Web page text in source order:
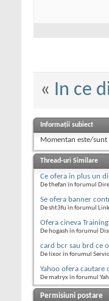
« In ce
Informații subiect
Momentan este/
Thread-uri Similare
Ce ofera in plus un
De thefan în forumul
Se ofera banner
De sht3fu în forumul
Ofera cineva Training
De hogash în forumul
card bcr sau brd ce
De lixor în forumul
Yahoo ofera cautare
De matryx în forumul
Permisiuni postare